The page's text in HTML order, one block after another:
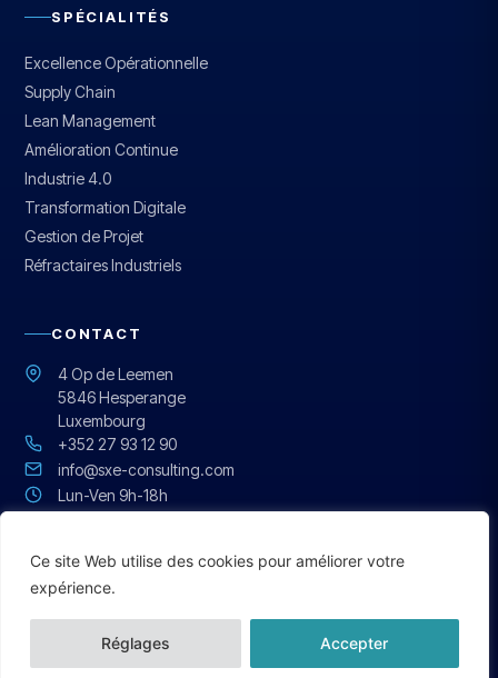
Ce site Web utilise des cookies pour améliorer votre
expérience.
Réglages Accepter
SPÉCIALITÉS
Excellence Opérationnelle
Supply Chain
Lean Management
Amélioration Continue
Industrie 4.0
Transformation Digitale
Gestion de Projet
Réfractaires Industriels
CONTACT
4 Op de Leemen
5846 Hesperange
Luxembourg
+352 27 93 12 90
info@sxe-consulting.com
Lun-Ven 9h-18h
© 2026 SXE Consulting · Luxembourg · Tous droits réservés.
Mentions légalesCookies & confidentialité Contact
German